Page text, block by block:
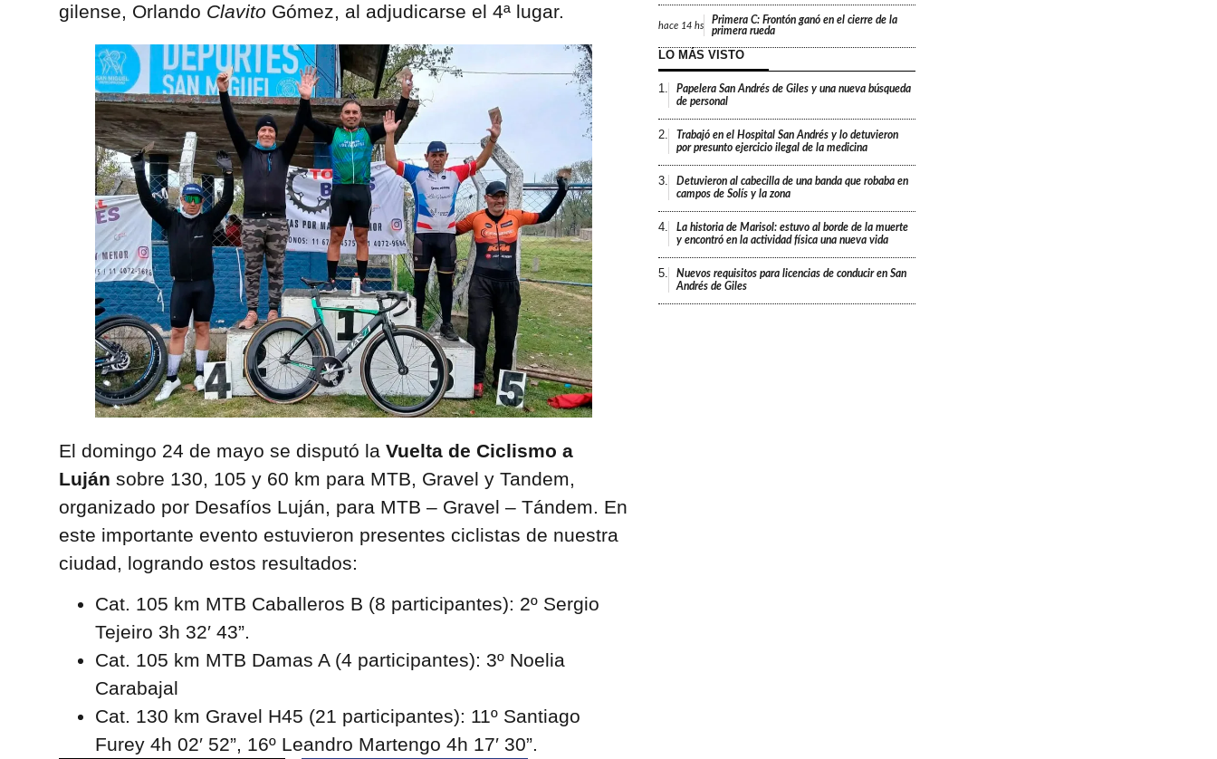
gilense, Orlando Clavito Gómez, al adjudicarse el 4ª lugar.
El domingo 24 de mayo se disputó la Vuelta de Ciclismo a
Luján sobre 130, 105 y 60 km para MTB, Gravel y Tandem,
organizado por Desafíos Luján, para MTB – Gravel – Tándem. En
este importante evento estuvieron presentes ciclistas de nuestra
ciudad, logrando estos resultados:
Cat. 105 km MTB Caballeros B (8 participantes): 2º Sergio
Tejeiro 3h 32′ 43”.
Cat. 105 km MTB Damas A (4 participantes): 3º Noelia
Carabajal
Cat. 130 km Gravel H45 (21 participantes): 11º Santiago
Furey 4h 02′ 52”, 16º Leandro Martengo 4h 17′ 30”.
hace 14 hs
Primera C: Frontón ganó en el cierre de la
primera rueda
LO MÁS VISTO
1.
Papelera San Andrés de Giles y una nueva búsqueda
de personal
2.
Trabajó en el Hospital San Andrés y lo detuvieron
por presunto ejercicio ilegal de la medicina
3.
Detuvieron al cabecilla de una banda que robaba en
campos de Solís y la zona
4.
La historia de Marisol: estuvo al borde de la muerte
y encontró en la actividad física una nueva vida
5.
Nuevos requisitos para licencias de conducir en San
Andrés de Giles